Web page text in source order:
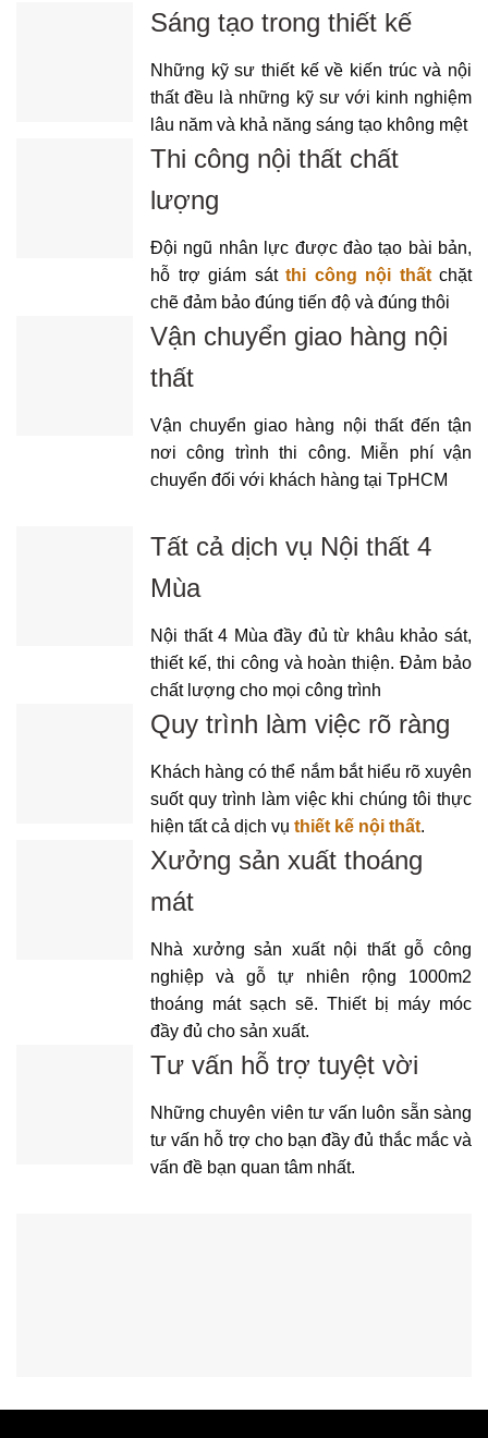
Sáng tạo trong thiết kế
Những kỹ sư thiết kế về kiến trúc và nội
thất đều là những kỹ sư với kinh nghiệm
lâu năm và khả năng sáng tạo không mệt
Thi công nội thất chất
lượng
Đội ngũ nhân lực được đào tạo bài bản,
hỗ trợ giám sát thi công nội thấtchặt
chẽ đảm bảo đúng tiến độ và đúng thôi
Vận chuyển giao hàng nội
thất
Vận chuyển giao hàng nội thất đến tận
nơi công trình thi công. Miễn phí vận
chuyển đối với khách hàng tại TpHCM
Tất cả dịch vụ Nội thất 4
Mùa
Nội thất 4 Mùa đầy đủ từ khâu khảo sát,
thiết kế, thi công và hoàn thiện. Đảm bảo
chất lượng cho mọi công trình
Quy trình làm việc rõ ràng
Khách hàng có thể nắm bắt hiểu rõ xuyên
suốt quy trình làm việc khi chúng tôi thực
hiện tất cả dịch vụ thiết kế nội thất.
Xưởng sản xuất thoáng
mát
Nhà xưởng sản xuất nội thất gỗ công
nghiệp và gỗ tự nhiên rộng 1000m2
thoáng mát sạch sẽ. Thiết bị máy móc
đầy đủ cho sản xuất.
Tư vấn hỗ trợ tuyệt vời
Những chuyên viên tư vấn luôn sẵn sàng
tư vấn hỗ trợ cho bạn đầy đủ thắc mắc và
vấn đề bạn quan tâm nhất.